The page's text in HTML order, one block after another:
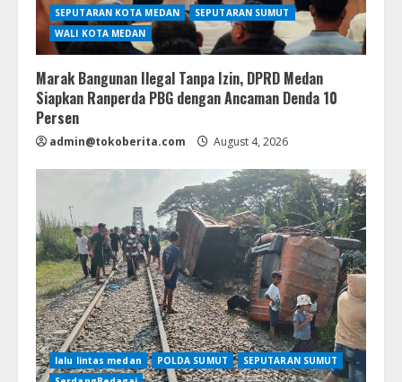
SEPUTARAN KOTA MEDAN
SEPUTARAN SUMUT
WALI KOTA MEDAN
Marak Bangunan Ilegal Tanpa Izin, DPRD Medan
Siapkan Ranperda PBG dengan Ancaman Denda 10
Persen
admin@tokoberita.com August 4, 2026
lalu lintas medan POLDA SUMUT
SEPUTARAN SUMUT